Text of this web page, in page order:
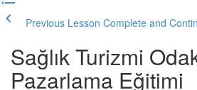
Previous Lesson Complete and
Sağlık Turizmi
Pazarlama Eğitimi